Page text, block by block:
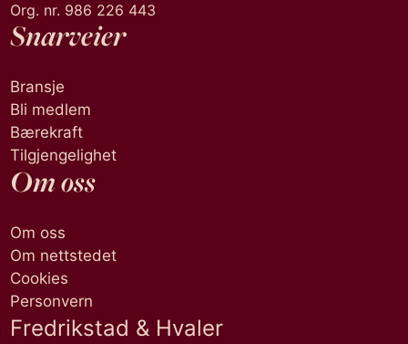
Org. nr. 986 226 443
Snarveier
Bransje
Bli medlem
Bærekraft
Tilgjengelighet
Om oss
Om oss
Om nettstedet
Cookies
Personvern
Fredrikstad & Hvaler